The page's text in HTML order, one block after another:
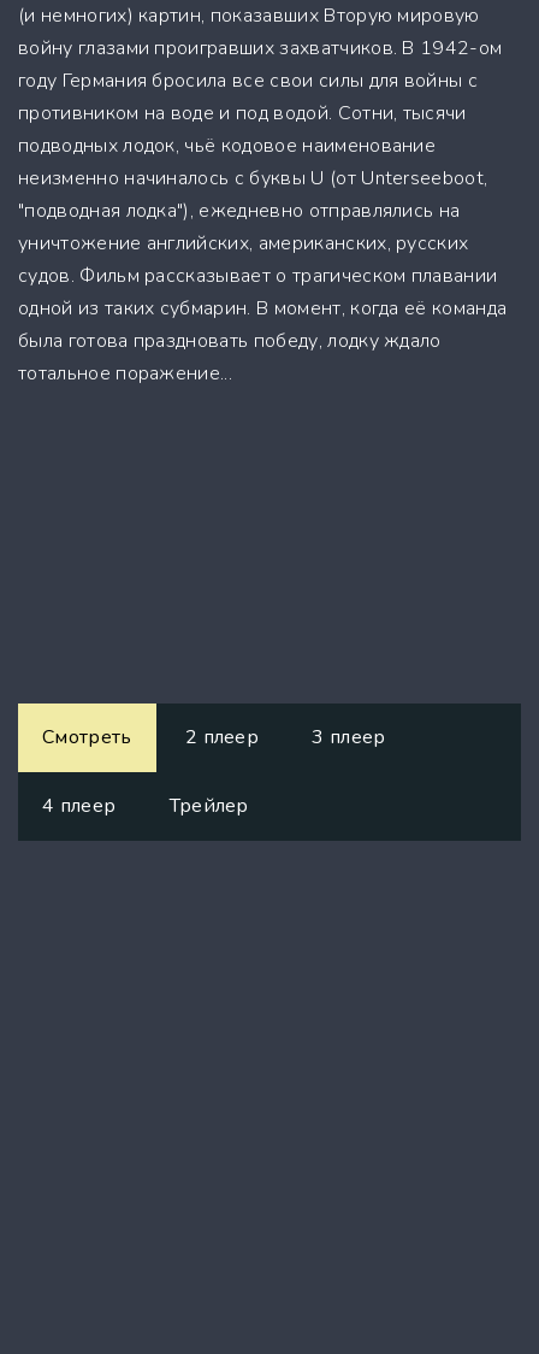
(и немногих) картин, показавших Вторую мировую
войну глазами проигравших захватчиков. В 1942-ом
году Германия бросила все свои силы для войны с
противником на воде и под водой. Сотни, тысячи
подводных лодок, чьё кодовое наименование
неизменно начиналось с буквы U (от Unterseeboot,
"подводная лодка"), ежедневно отправлялись на
уничтожение английских, американских, русских
судов. Фильм рассказывает о трагическом плавании
одной из таких субмарин. В момент, когда её команда
была готова праздновать победу, лодку ждало
тотальное поражение...
Смотреть 2 плеер 3 плеер
4 плеер Трейлер